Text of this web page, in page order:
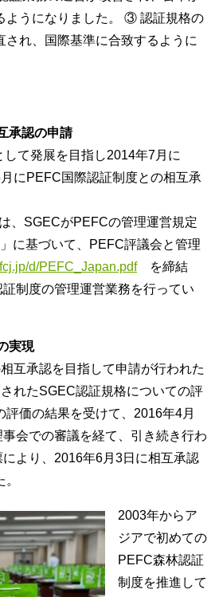
ようになりました。 ③ 認証規格の
され、国際基準に合致するように
承認の申請
て発展を目指し2014年7月に
にPEFC国際認証制度との相互承
、SGECがPEFCの管理運営規定
に基づいて、PEFC評議会と管理
d/PEFC_Japan.pdfを締結
制度の管理運営業務を行ってい
実現
互承認を目指して申請が行われた
れたSGEC認証規格についての評
価の結果を受けて、2016年4月
会での審議を経て、引き続き行わ
より、2016年6月3日に相互承認
2003年からア
ジアで初めての
PEFC森林認証
制度を推進して